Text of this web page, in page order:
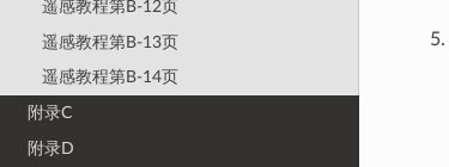
遥感教程第B-12页
遥感教程第B-13页
遥感教程第B-14页
附录C
附录D